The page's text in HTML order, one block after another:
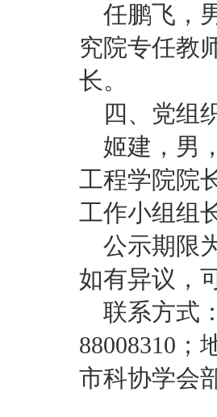
任鹏飞，
究院专任教
长。
四、党组
姬建，男
工程学院院
工作小组组
公示期限
如有异议，
联系方式
88008310；
市科协学会